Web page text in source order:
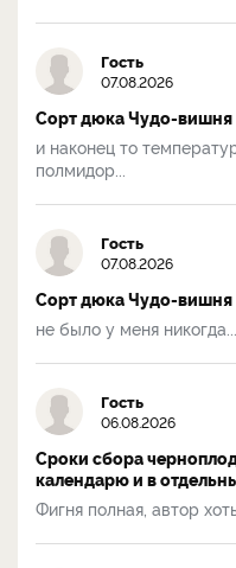
Гость
07.08.2026
Сорт дюка Чудо-вишня
и наконец то
полмидор...
Гость
07.08.2026
Сорт дюка Чудо-вишня
не было у меня никогда...
Гость
06.08.2026
Сроки сбора
календарю и в
Фигня полная, автор